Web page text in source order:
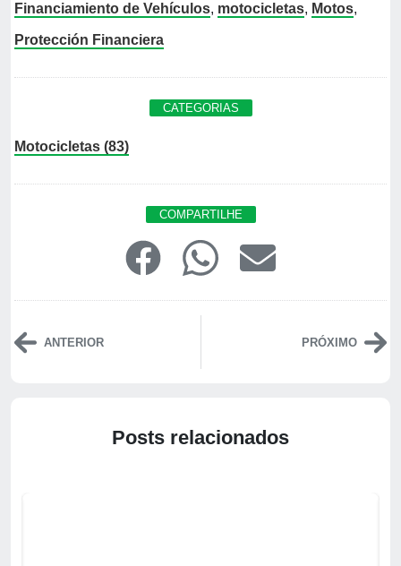
Financiamiento de Vehículos, motocicletas, Motos,
Protección Financiera
CATEGORIAS
Motocicletas (83)
COMPARTILHE
ANTERIOR PRÓXIMO
Posts relacionados